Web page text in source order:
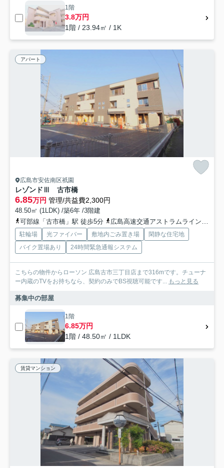
1階
3.8万円
1階 / 23.94㎡ / 1K
アパート
広島市安佐南区祇園
レゾンドⅢ 古市橋
6.85万円 管理/共益費2,300円
48.50㎡ (1LDK) /築6年 /3階建
可部線「古市橋」駅 徒歩5分
広島高速交通アストラムライン「中筋」駅 徒歩19分
駐輪場 光ファイバー 敷地内ごみ置き場
閑静な住宅地
バイク置場あり
24時間緊急通報システム
こちらの物件からローソン 広島古市三丁目店まで316mです。チューナ
ー内蔵のTVをお持ちなら、契約のみでBS視聴可能です... もっと見る
募集中の部屋
1階
6.85万円
1階 / 48.50㎡ / 1LDK
賃貸マンション